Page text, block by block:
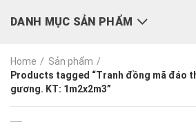
DANH MỤC SẢN PHẨM
Home
Sản phẩm
Products tagged “Tranh đồng mã đáo
gương. KT: 1m2x2m3”